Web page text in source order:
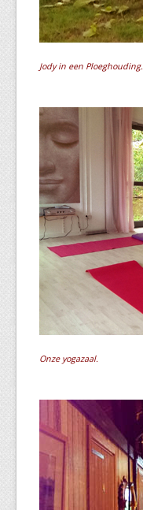
Jody in een Ploeghouding.
Onze yogazaal.